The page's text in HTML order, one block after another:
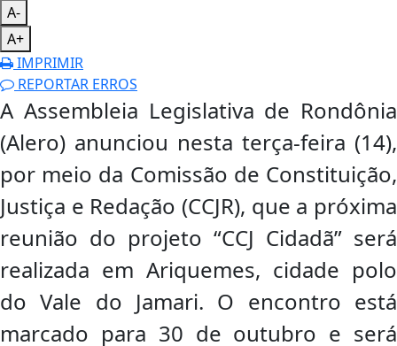
A-
A+
IMPRIMIR
REPORTAR ERROS
A Assembleia Legislativa de Rondônia
(Alero) anunciou nesta terça-feira (14),
por meio da Comissão de Constituição,
Justiça e Redação (CCJR), que a próxima
reunião do projeto “CCJ Cidadã” será
realizada em Ariquemes, cidade polo
do Vale do Jamari. O encontro está
marcado para 30 de outubro e será